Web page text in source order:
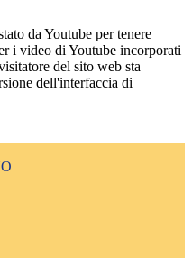
da Youtube per tenere
i video di Youtube incorporati
del sito web sta
dell'interfaccia di